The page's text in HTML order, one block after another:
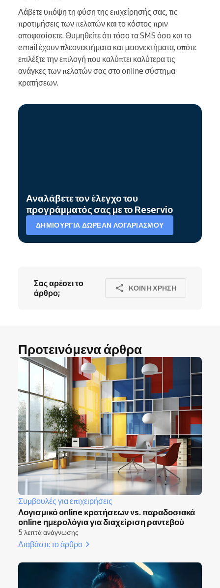
Λάβετε υπόψη τη φύση της επιχείρησής σας, τις
προτιμήσεις των πελατών και το κόστος πριν
αποφασίσετε. Θυμηθείτε ότι τόσο τα SMS όσο και το
email έχουν πλεονεκτήματα και μειονεκτήματα, οπότε
επιλέξτε την επιλογή που καλύπτει καλύτερα τις
ανάγκες των πελατών σας στο online σύστημα
κρατήσεων.
Αναλάβετε τον έλεγχο του
προγράμματός σας με το Reservio
ΔΗΜΙΟΥΡΓΊΑ ΔΩΡΕΆΝ ΛΟΓΑΡΙΑΣΜΟΎ
Σας αρέσει το
άρθρο;
ΚΟΙΝΉ ΧΡΉΣΗ
Προτεινόμενα άρθρα
Συμβουλές για επιχειρήσεις
Λογισμικό online κρατήσεων vs. παραδοσιακά
online ημερολόγια για διαχείριση ραντεβού
5 λεπτά ανάγνωσης
Διαβάστε το άρθρο